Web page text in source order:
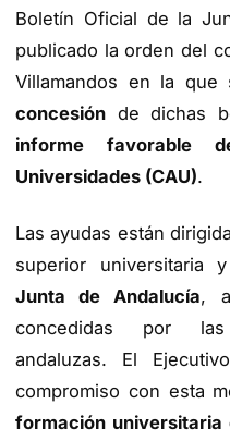
Boletín Oficial de la
publicado la orden del
Villamandos en la que
concesión de dichas
informe favorable
Universidades (CAU).
Las ayudas están
superior universitaria
Junta de Andalucía,
concedidas por las
andaluzas. El
compromiso con esta
formación universitaria